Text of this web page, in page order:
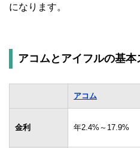
になります。
アコムとアイフルの基本
アコム
金利 年2.4%～17.9%